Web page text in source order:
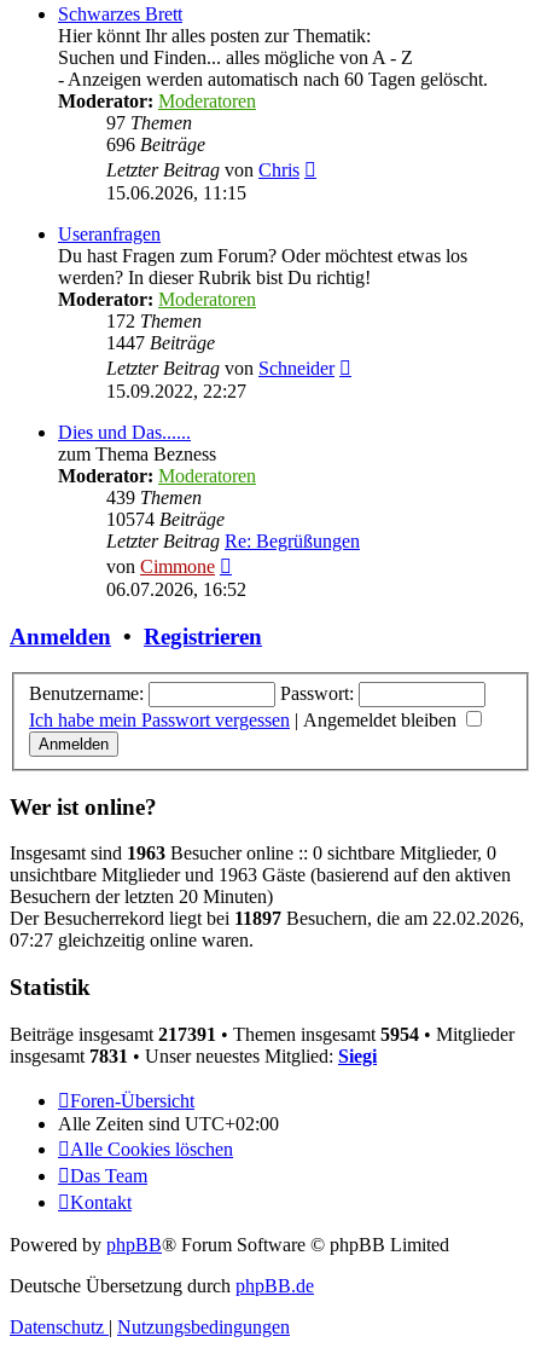
Schwarzes Brett
Hier könnt Ihr alles posten zur Thematik:
Suchen und Finden... alles mögliche von A - Z
- Anzeigen werden automatisch nach 60 Tagen gelöscht.
Moderator: Moderatoren
97 Themen
696 Beiträge
Letzter Beitrag von Chris
15.06.2026, 11:15
Useranfragen
Du hast Fragen zum Forum? Oder möchtest etwas los
werden? In dieser Rubrik bist Du richtig!
Moderator: Moderatoren
172 Themen
1447 Beiträge
Letzter Beitrag von Schneider
15.09.2022, 22:27
Dies und Das......
zum Thema Bezness
Moderator: Moderatoren
439 Themen
10574 Beiträge
Letzter Beitrag Re: Begrüßungen
von Cimmone
Beitrag
06.07.2026, 16:52
Anmelden • Registrieren
Benutzername:
Passwort:
Ich habe mein Passwort vergessen | Angemeldet bleiben
Wer ist online?
Insgesamt sind 1963 Besucher online :: 0 sichtbare Mitglieder, 0
unsichtbare Mitglieder und 1963 Gäste (basierend auf den aktiven
Besuchern der letzten 20 Minuten)
Der Besucherrekord liegt bei 11897 Besuchern, die am 22.02.2026,
07:27 gleichzeitig online waren.
Statistik
Beiträge insgesamt 217391 • Themen insgesamt 5954 • Mitglieder
insgesamt 7831 • Unser neuestes Mitglied: Siegi
Foren-Übersicht
Alle Zeiten sind UTC+02:00
Alle Cookies löschen
Das Team
Kontakt
Powered by phpBB® Forum Software © phpBB Limited
Deutsche Übersetzung durch phpBB.de
Datenschutz | Nutzungsbedingungen